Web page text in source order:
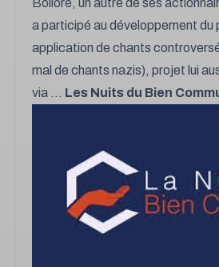
a participé au développement du
application de chants
mal de chants nazis), projet lui
via ... Les Nuits du Bien